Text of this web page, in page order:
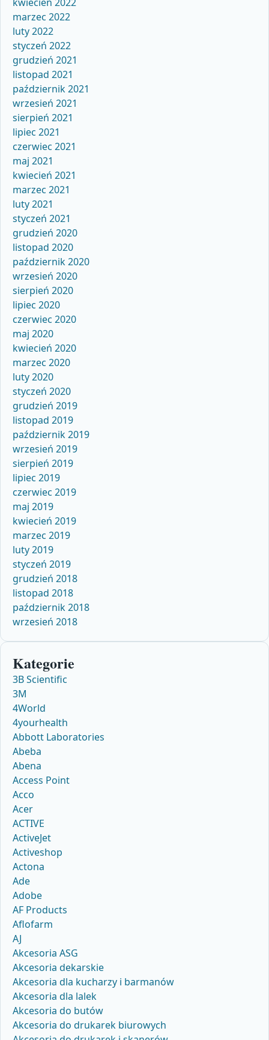
marzec 2022
luty 2022
styczeń 2022
grudzień 2021
listopad 2021
październik 2021
wrzesień 2021
sierpień 2021
lipiec 2021
czerwiec 2021
maj 2021
kwiecień 2021
marzec 2021
luty 2021
styczeń 2021
grudzień 2020
listopad 2020
październik 2020
wrzesień 2020
sierpień 2020
lipiec 2020
czerwiec 2020
maj 2020
kwiecień 2020
marzec 2020
luty 2020
styczeń 2020
grudzień 2019
listopad 2019
październik 2019
wrzesień 2019
sierpień 2019
lipiec 2019
czerwiec 2019
maj 2019
kwiecień 2019
marzec 2019
luty 2019
styczeń 2019
grudzień 2018
listopad 2018
październik 2018
wrzesień 2018
Kategorie
3B Scientific
3M
4World
4yourhealth
Abbott Laboratories
Abeba
Abena
Access Point
Acco
Acer
ACTIVE
ActiveJet
Activeshop
Actona
Ade
Adobe
AF Products
Aflofarm
AJ
Akcesoria ASG
Akcesoria dekarskie
Akcesoria dla kucharzy i barmanów
Akcesoria dla lalek
Akcesoria do butów
Akcesoria do drukarek biurowych